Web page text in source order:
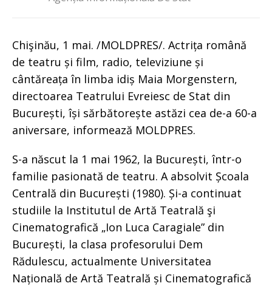
Chişinău, 1 mai. /MOLDPRES/. Actrița română
de teatru și film, radio, televiziune și
cântăreața în limba idiș Maia Morgenstern,
directoarea Teatrului Evreiesc de Stat din
București, își sărbătorește astăzi cea de-a 60-a
aniversare, informează MOLDPRES.
S-a născut la 1 mai 1962, la București, într-o
familie pasionată de teatru. A absolvit Școala
Centrală din București (1980). Și-a continuat
studiile la Institutul de Artă Teatrală şi
Cinematografică „Ion Luca Caragiale” din
București, la clasa profesorului Dem
Rădulescu, actualmente Universitatea
Națională de Artă Teatrală și Cinematografică